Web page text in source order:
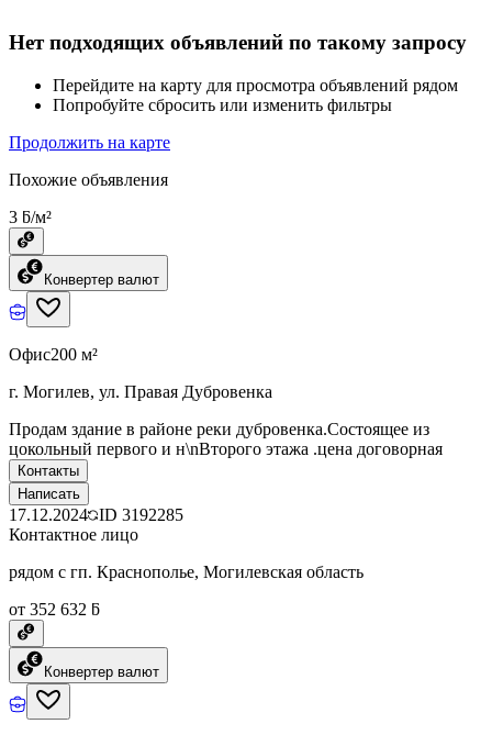
Нет подходящих объявлений по такому запросу
Перейдите на карту для просмотра объявлений рядом
Попробуйте сбросить или изменить фильтры
Продолжить на карте
Похожие объявления
3 ƃ/м²
Конвертер валют
Офис200 м²
г. Могилев, ул. Правая Дубровенка
Продам здание в районе реки дубровенка.Состоящее из
цокольный первого и н\nВторого этажа .цена договорная
Контакты
Написать
17.12.2024 ID 3192285
Контактное лицо
рядом с гп. Краснополье, Могилевская область
от 352 632 ƃ
Конвертер валют